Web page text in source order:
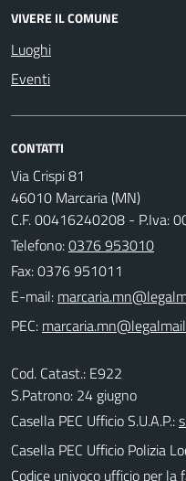
VIVERE IL COMUNE
Luoghi
Eventi
CONTATTI
Via Crispi 81
46010 Marcaria (MN)
C.F. 00416240208 - P.Iva:
Telefono:0376 953010
Fax: 0376 951011
E-mail:
PEC:
Cod. Catast.: E922
S.Patrono: 24 giugno
Casella PEC Ufficio S.U.A.P.:
Casella PEC Ufficio Polizia
Codice univoco ufficio per